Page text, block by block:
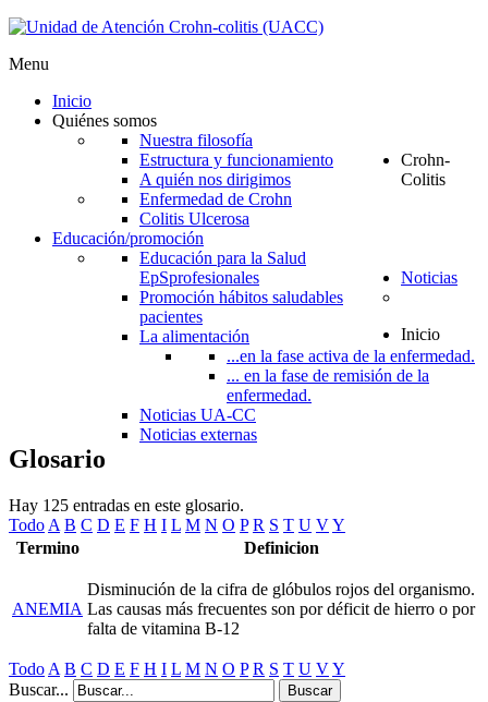
Menu
Inicio
Quiénes somos
Nuestra filosofía
Estructura y funcionamiento
A quién nos dirigimos
Crohn-
Colitis
Enfermedad de Crohn
Colitis Ulcerosa
Educación/promoción
Educación para la Salud
EpSprofesionales
Promoción hábitos saludables
pacientes
La alimentación
...en la fase activa de la enfermedad.
... en la fase de remisión de la
enfermedad.
Noticias
Noticias UA-CC
Noticias externas
Inicio
Glosario
Hay 125 entradas en este glosario.
Todo A B C D E F H I L M N O P R S T U VY
Termino
Definicion
ANEMIA
Disminución de la cifra de glóbulos rojos del organismo.
Las causas más frecuentes son por déficit de hierro o por
falta de vitamina B-12
Todo A B C D E F H I L M N O P R S T U VY
Buscar...
Buscar